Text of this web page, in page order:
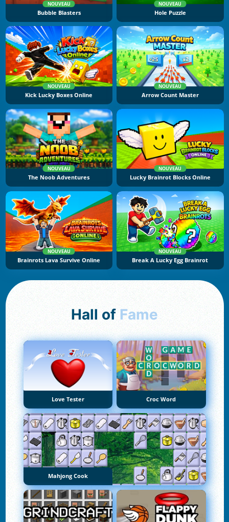
NOUVEAU
Bubble Blasters
NOUVEAU
Hole Puzzle
NOUVEAU
Kick Lucky Boxes Online
NOUVEAU
Arrow Count Master
NOUVEAU
The Noob Adventures
NOUVEAU
Lucky Brainrot Blocks Online
NOUVEAU
Brainrots Lava Survive Online
NOUVEAU
Break A Lucky Egg Brainrot
Hall of Fame
Love Tester Croc Word
Mahjong Cook